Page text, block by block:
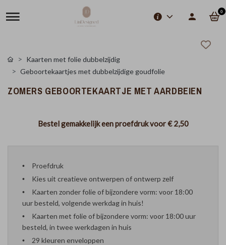
0
Kaarten met folie dubbelzijdig
Geboortekaartjes met dubbelzijdige goudfolie
ZOMERS GEBOORTEKAARTJE MET AARDBEIEN
Bestel gemakkelijk een proefdruk voor€ 2,50
Proefdruk
Kies uit creatieve ontwerpen of ontwerp zelf
Kaarten zonder folie of bijzondere vorm: voor 18:00
uur besteld, volgende werkdag in huis!
Kaarten met folie of bijzondere vorm: voor 18:00 uur
besteld, in twee werkdagen in huis
29 kleuren enveloppen